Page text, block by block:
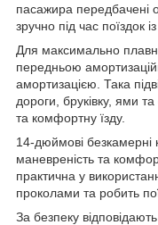
пасажира передбачені
зручно під час поїздок із
Для максимально
передньою
амортизацією. Така
дороги, бруківку, ями
та комфортну їзду.
14-дюймові безкамерні
маневреність та
практична у
проколами та робить
За безпеку